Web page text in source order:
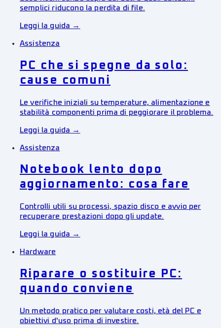
semplici riducono la perdita di file.
Leggi la guida →
Assistenza
PC che si spegne da solo:
cause comuni
Le verifiche iniziali su temperature, alimentazione e
stabilità componenti prima di peggiorare il problema.
Leggi la guida →
Assistenza
Notebook lento dopo
aggiornamento: cosa fare
Controlli utili su processi, spazio disco e avvio per
recuperare prestazioni dopo gli update.
Leggi la guida →
Hardware
Riparare o sostituire PC:
quando conviene
Un metodo pratico per valutare costi, età del PC e
obiettivi d'uso prima di investire.